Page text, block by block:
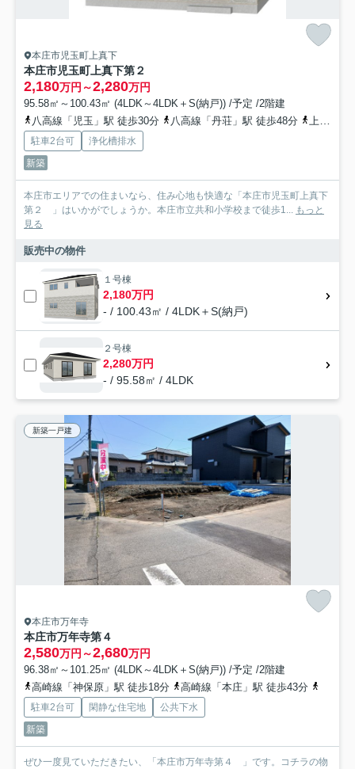
本庄市児玉町上真下
本庄市児玉町上真下第２
2,180万円～2,280万円
95.58㎡～100.43㎡ (4LDK～4LDK＋S(納戸)) /予定 /2階建
八高線「児玉」駅 徒歩30分
八高線「丹荘」駅 徒歩48分 上越新幹線「本庄早稲田」駅 徒歩53分
駐車2台可
浄化槽排水
新築
本庄市エリアでの住まいなら、住み心地も快適な「本庄市児玉町上真下
第２ 」はいかがでしょうか。本庄市立共和小学校まで徒歩1... もっと
見る
販売中の物件
１号棟
2,180万円
- / 100.43㎡ / 4LDK＋S(納戸)
２号棟
2,280万円
- / 95.58㎡ / 4LDK
新築一戸建
本庄市万年寺
本庄市万年寺第４
2,580万円～2,680万円
96.38㎡～101.25㎡ (4LDK～4LDK＋S(納戸)) /予定 /2階建
高崎線「神保原」駅 徒歩18分
高崎線「本庄」駅 徒歩43分
駐車2台可 閑静な住宅地
公共下水
新築
ぜひ一度見ていただきたい、「本庄市万年寺第４ 」です。コチラの物